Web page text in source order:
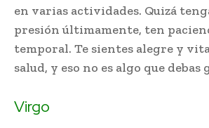
en varias actividades. Quizá
presión últimamente, ten
temporal. Te sientes alegre y
salud, y eso no es algo que debas
Virgo